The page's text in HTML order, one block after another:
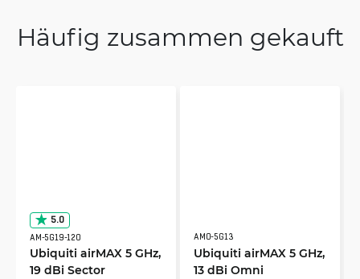
Häufig zusammen gekauft
5.0
AM-5G19-120
Ubiquiti airMAX 5 GHz,
19 dBi Sector
AMO-5G13
Ubiquiti airMAX 5 GHz,
13 dBi Omni